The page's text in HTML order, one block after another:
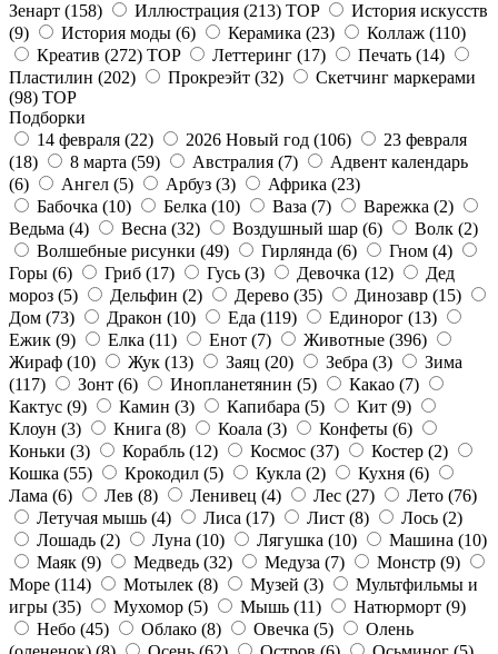
Зенарт (158) Иллюстрация (213) TOP
История искусств
(9)
История моды (6) Керамика (23) Коллаж (110)
Креатив (272) TOP Леттеринг (17) Печать (14)
Пластилин (202) Прокреэйт (32)
Скетчинг маркерами
(98) TOP
Подборки
14 февраля (22) 2026 Новый год (106)
23 февраля
(18)
8 марта (59) Австралия (7)
Адвент календарь
(6)
Ангел (5) Арбуз (3) Африка (23)
Бабочка (10) Белка (10) Ваза (7) Варежка (2)
Ведьма (4) Весна (32) Воздушный шар (6) Волк (2)
Волшебные рисунки (49) Гирлянда (6) Гном (4)
Горы (6) Гриб (17) Гусь (3) Девочка (12)
Дед
мороз (5) Дельфин (2) Дерево (35) Динозавр (15)
Дом (73) Дракон (10) Еда (119) Единорог (13)
Ежик (9) Елка (11) Енот (7) Животные (396)
Жираф (10) Жук (13) Заяц (20) Зебра (3)
Зима
(117)
Зонт (6) Инопланетянин (5) Какао (7)
Кактус (9) Камин (3) Капибара (5) Кит (9)
Клоун (3) Книга (8) Коала (3) Конфеты (6)
Коньки (3) Корабль (12) Космос (37) Костер (2)
Кошка (55) Крокодил (5) Кукла (2) Кухня (6)
Лама (6) Лев (8) Ленивец (4) Лес (27) Лето (76)
Летучая мышь (4) Лиса (17) Лист (8) Лось (2)
Лошадь (2) Луна (10) Лягушка (10) Машина (10)
Маяк (9) Медведь (32) Медуза (7) Монстр (9)
Море (114) Мотылек (8) Музей (3)
Мультфильмы и
игры (35) Мухомор (5) Мышь (11) Натюрморт (9)
Небо (45) Облако (8) Овечка (5)
Олень